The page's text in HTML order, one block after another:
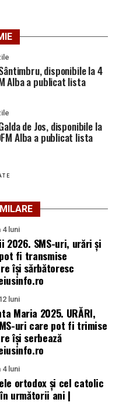
disponibile la 4
Alba a publicat lista
de Jos, disponibile la
Alba a publicat lista
4 luni
2026. SMS-uri, urări și
fi transmise
îşi sărbătoresc
luni
Maria 2025. URĂRI,
uri care pot fi trimise
își serbează
4 luni
ortodox și cel catolic
următorii ani |